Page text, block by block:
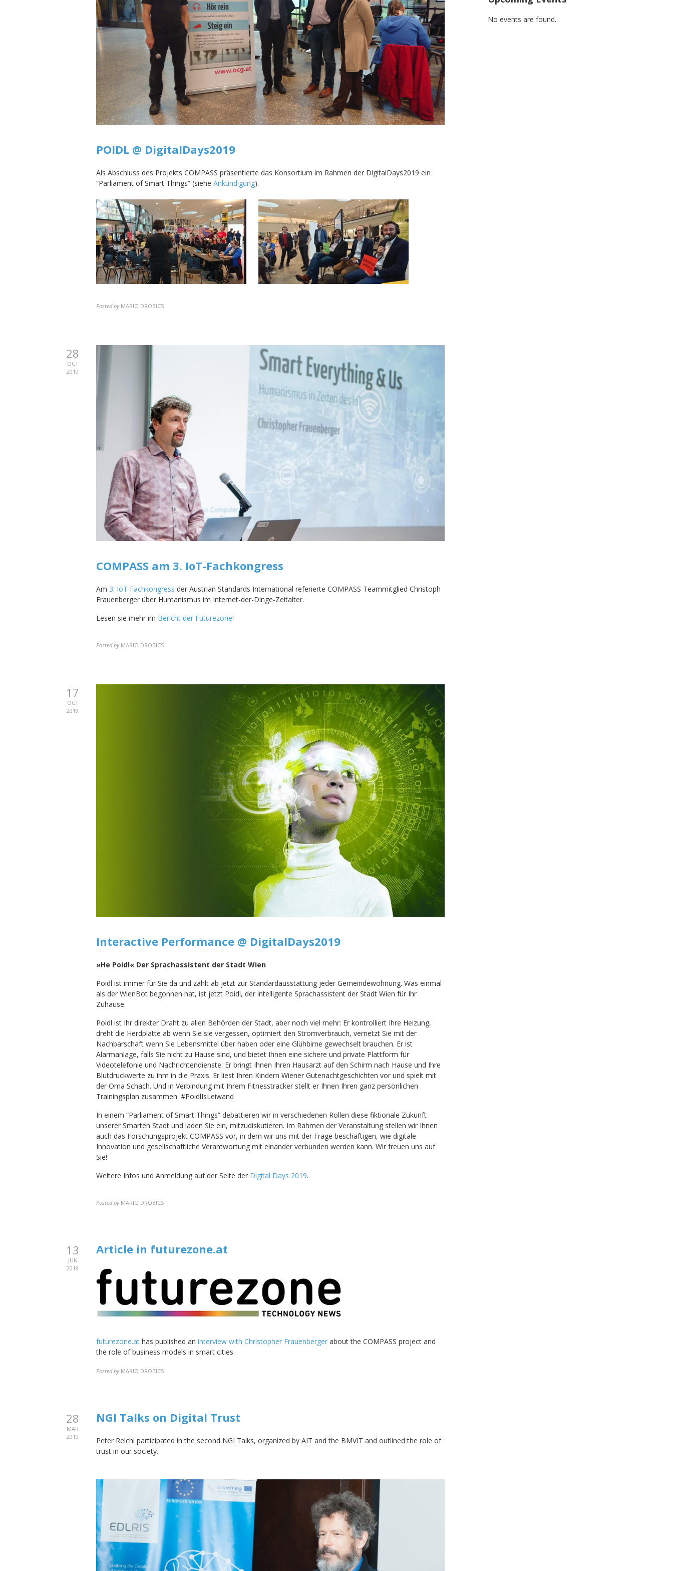
POIDL @ DigitalDays2019
Als Abschluss des Projekts COMPASS präsentierte das Konsortium im Rahmen der DigitalDays2019 ein
“Parliament of Smart Things” (siehe Ankündigung).
Posted by MARIO DROBICS
28
OCT
2019
COMPASS am 3. IoT-Fachkongress
Am 3. IoT Fachkongress der Austrian Standards International referierte COMPASS Teammitglied Christoph
Frauenberger über Humanismus im Internet-der-Dinge-Zeitalter.
Lesen sie mehr im Bericht der Futurezone!
Posted by MARIO DROBICS
17
OCT
2019
Interactive Performance @ DigitalDays2019
»He Poidl« Der Sprachassistent der Stadt Wien
Poidl ist immer für Sie da und zählt ab jetzt zur Standardausstattung jeder Gemeindewohnung. Was einmal
als der WienBot begonnen hat, ist jetzt Poidl, der intelligente Sprachassistent der Stadt Wien für Ihr
Zuhause.
Poidl ist Ihr direkter Draht zu allen Behörden der Stadt, aber noch viel mehr: Er kontrolliert Ihre Heizung,
dreht die Herdplatte ab wenn Sie sie vergessen, optimiert den Stromverbrauch, vernetzt Sie mit der
Nachbarschaft wenn Sie Lebensmittel über haben oder eine Glühbirne gewechselt brauchen. Er ist
Alarmanlage, falls Sie nicht zu Hause sind, und bietet Ihnen eine sichere und private Plattform für
Videotelefonie und Nachrichtendienste. Er bringt Ihnen Ihren Hausarzt auf den Schirm nach Hause und Ihre
Blutdruckwerte zu ihm in die Praxis. Er liest Ihren Kindern Wiener Gutenachtgeschichten vor und spielt mit
der Oma Schach. Und in Verbindung mit Ihrem Fitnesstracker stellt er Ihnen Ihren ganz persönlichen
Trainingsplan zusammen. #PoidlIsLeiwand
In einem “Parliament of Smart Things” debattieren wir in verschiedenen Rollen diese fiktionale Zukunft
unserer Smarten Stadt und laden Sie ein, mitzudiskutieren. Im Rahmen der Veranstaltung stellen wir Ihnen
auch das Forschungsprojekt COMPASS vor, in dem wir uns mit der Frage beschäftigen, wie digitale
Innovation und gesellschaftliche Verantwortung mit einander verbunden werden kann. Wir freuen uns auf
Sie!
Weitere Infos und Anmeldung auf der Seite der Digital Days 2019.
Posted by MARIO DROBICS
13
JUN
2019
Article in futurezone.at
futurezone.at has published an interview with Christopher Frauenberger about the COMPASS project and
the role of business models in smart cities.
Posted by MARIO DROBICS
28
MAR
2019
NGI Talks on Digital Trust
Peter Reichl participated in the second NGI Talks, organized by AIT and the BMVIT and outlined the role of
trust in our society.
No events are found.